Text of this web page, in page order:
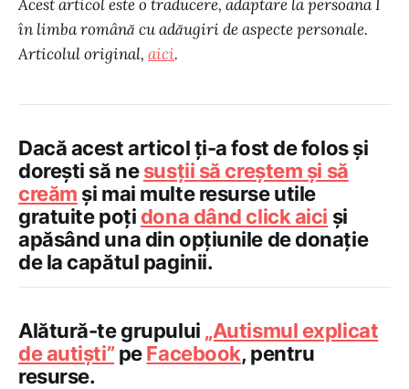
Acest articol este o traducere, adaptare la persoana I
în limba română cu adăugiri de aspecte personale.
Articolul original, aici.
Dacă acest articol ți-a fost de folos și
dorești să nesusții să creștem și să
creăm și mai multe resurse utile
gratuite poți dona dând click aici și
apăsând una din opțiunile de donație
de la capătul paginii.
Alătură-te grupului „Autismul explicat
de autiști” peFacebook, pentru
resurse.